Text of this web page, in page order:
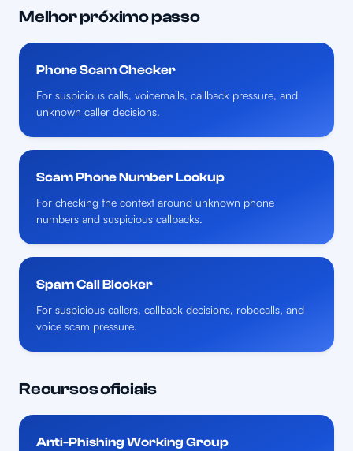
Melhor próximo passo
Phone Scam Checker
For suspicious calls, voicemails, callback pressure, and
unknown caller decisions.
Scam Phone Number Lookup
For checking the context around unknown phone
numbers and suspicious callbacks.
Spam Call Blocker
For suspicious callers, callback decisions, robocalls, and
voice scam pressure.
Recursos oficiais
Anti-Phishing Working Group